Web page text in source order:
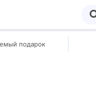
подарок